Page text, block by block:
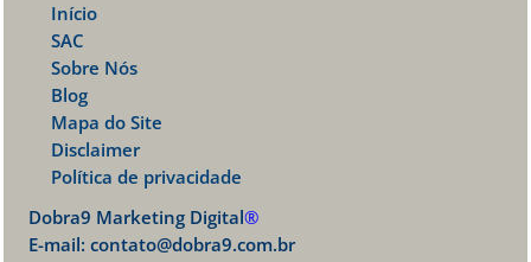
categoria
Início
SAC
Sobre Nós
Blog
Mapa do Site
Disclaimer
Política de privacidade
Dobra9 Marketing Digital®
E-mail: contato@dobra9.com.br